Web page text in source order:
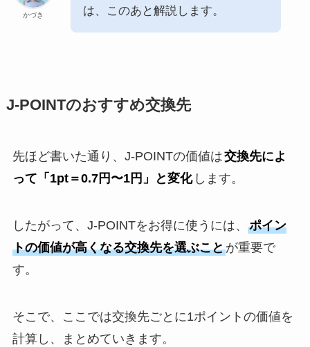
かづき
は、このあと解説します。
J-POINTのおすすめ交換先
先ほど書いた通り、J-POINTの価値は交換先によ
って「1pt＝0.7円〜1円」と変化 します。
したがって、J-POINTをお得に使うには、 ポイン
トの価値が高くなる交換先を選ぶことが重要で
す。
そこで、ここでは交換先ごとに1ポイントの価値を
計算し、まとめていきます。